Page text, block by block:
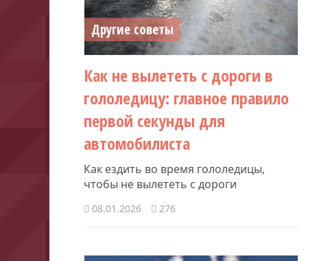
Другие советы
Как не вылететь с дороги в
гололедицу: главное правило
первой секунды для
автомобилиста
Как ездить во время гололедицы,
чтобы не вылететь с дороги
08.01.2026 276